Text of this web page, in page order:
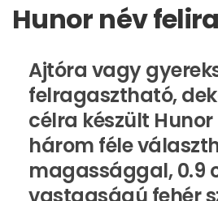
Hunor név
Ajtóra vagy
felragasztható,
célra készült
három féle
magassággal, 0.9